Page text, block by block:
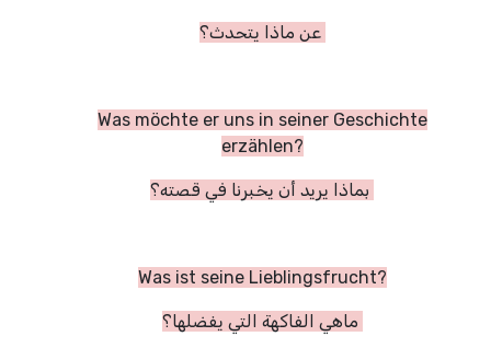
عن ماذا يتحدث؟
Was möchte er uns in seiner Geschichte
erzählen?
Was ist seine Lieblingsfrucht?